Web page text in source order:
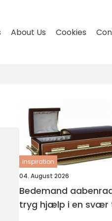
About Us Cookies
inspiration
04. August 2026
Bedemand
tryg hjælp i en svær